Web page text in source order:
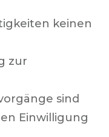
keinen
zur
sind
Einwilligung